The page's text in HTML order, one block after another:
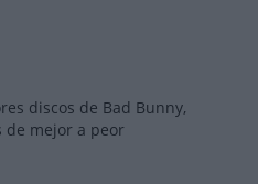
discos de Bad Bunny,
de mejor a peor